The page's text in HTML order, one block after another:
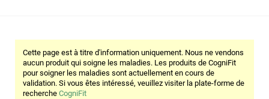
Cette page est à titre d'information uniquement. Nous ne vendons
aucun produit qui soigne les maladies. Les produits de CogniFit
pour soigner les maladies sont actuellement en cours de
validation. Si vous êtes intéressé, veuillez visiter la plate-forme de
rechercheCogniFit